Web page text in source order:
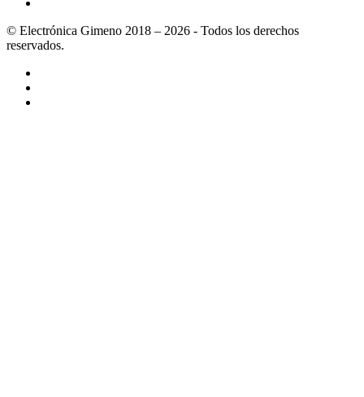
© Electrónica Gimeno 2018 – 2026 - Todos los derechos
reservados.